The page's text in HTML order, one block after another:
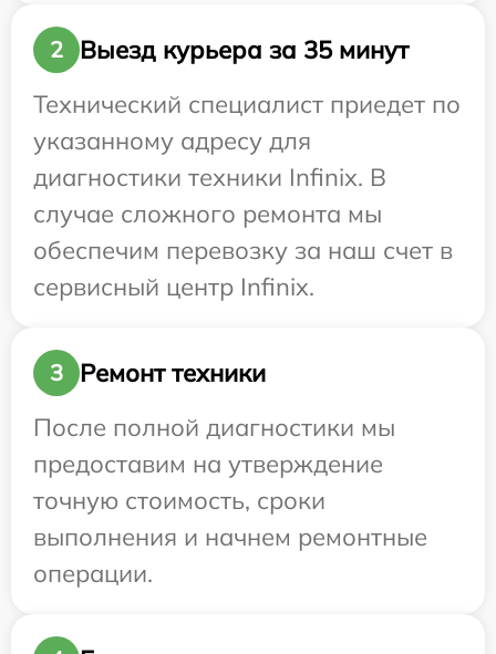
2
Выезд курьера за 35 минут
Технический специалист приедет по
указанному адресу для
диагностики техники Infinix. В
случае сложного ремонта мы
обеспечим перевозку за наш счет в
сервисный центр Infinix.
3
Ремонт техники
После полной диагностики мы
предоставим на утверждение
точную стоимость, сроки
выполнения и начнем ремонтные
операции.